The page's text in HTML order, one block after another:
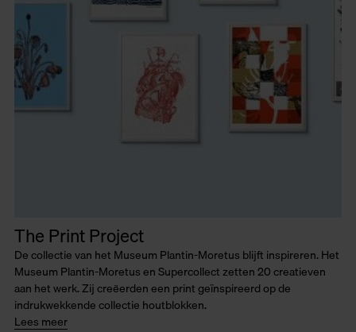
The Print Project
De collectie van het Museum Plantin-Moretus blijft inspireren. Het
Museum Plantin-Moretus en Supercollect zetten 20 creatieven
aan het werk. Zij creëerden een print geïnspireerd op de
indrukwekkende collectie houtblokken.
Lees meer